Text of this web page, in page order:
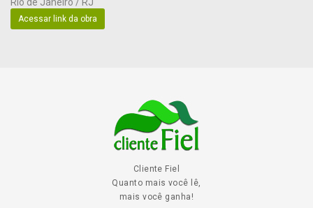
Rio de Janeiro / RJ
Acessar link da obra
Cliente Fiel
Quanto mais você lê,
mais você ganha!